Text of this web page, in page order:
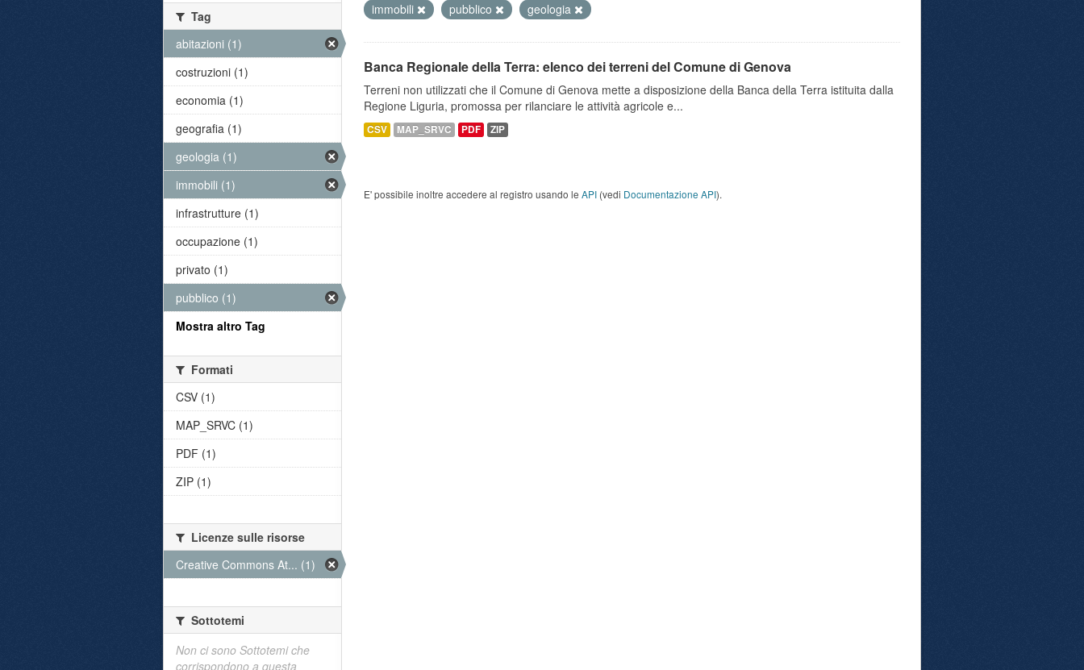
immobili
pubblico geologia
Banca Regionale della Terra: elenco dei terreni del Comune di Genova
Terreni non utilizzati che il Comune di Genova mette a disposizione della Banca della Terra istituita dalla
Regione Liguria, promossa per rilanciare le attività agricole e...
CSV MAP_SRVC PDF ZIP
E' possibile inoltre accedere al registro usando le API (vedi Documentazione API).
Tag
abitazioni (1)
costruzioni (1)
economia (1)
geografia (1)
geologia (1)
immobili (1)
infrastrutture (1)
occupazione (1)
privato (1)
pubblico (1)
Mostra altro Tag
Formati
CSV (1)
MAP_SRVC (1)
PDF (1)
ZIP (1)
Licenze sulle risorse
Creative Commons At... (1)
Sottotemi
Non ci sono Sottotemi che
corrispondono a questa